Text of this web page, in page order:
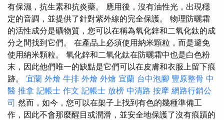
有保濕，抗生素和抗炎藥。 應用後，沒有油性光，出現穩
定的音調，並提供了針對紫外線的完全保護。 物理防曬霜
的活性成分是礦物質，您可以在稱為氧化鋅和二氧化鈦的成
分之間找到它們。 在產品上必須使用納米顆粒，而是避免
使用納米顆粒。 氧化鋅和二氧化鈦在防曬霜中也是白色粉
末，因此他們唯一的缺點是它們可以在皮膚和衣服上留下痕
跡。 宜蘭 外燴 牛排 外燴 外燴 宜蘭 台中泡腳 豐原整骨 中
醫 推拿 記帳士 作文 記帳士 放榜 中清路 按摩 網路行銷公
司 然而，如今，您可以在架子上找到有色的幾種準備工
作，因此不會那麼醒目或潤滑，並安全地保護了沒有痕蹟的